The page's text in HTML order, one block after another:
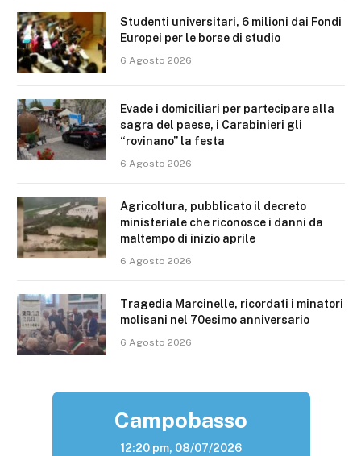
Studenti universitari, 6 milioni dai Fondi
Europei per le borse di studio
6 Agosto 2026
Evade i domiciliari per partecipare alla
sagra del paese, i Carabinieri gli
“rovinano” la festa
6 Agosto 2026
Agricoltura, pubblicato il decreto
ministeriale che riconosce i danni da
maltempo di inizio aprile
6 Agosto 2026
Tragedia Marcinelle, ricordati i minatori
molisani nel 70esimo anniversario
6 Agosto 2026
Campobasso
12:20 pm, 08/07/2026